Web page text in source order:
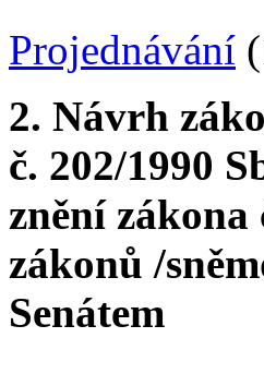
Projednávání
2. Návrh
č. 202/1990
znění zákona
zákonů /
Senátem